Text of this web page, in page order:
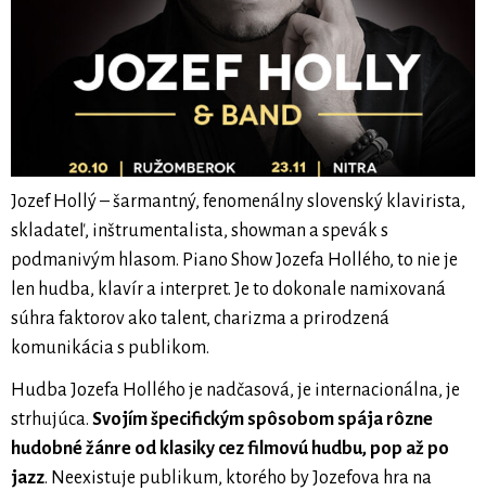
Jozef Hollý – šarmantný, fenomenálny slovenský klavirista,
skladateľ, inštrumentalista, showman a spevák s
podmanivým hlasom. Piano Show Jozefa Hollého, to nie je
len hudba, klavír a interpret. Je to dokonale namixovaná
súhra faktorov ako talent, charizma a prirodzená
komunikácia s publikom.
Hudba Jozefa Hollého je nadčasová, je internacionálna, je
strhujúca. Svojím špecifickým spôsobom spája rôzne
hudobné žánre od klasiky cez filmovú hudbu, pop až po
jazz. Neexistuje publikum, ktorého by Jozefova hra na